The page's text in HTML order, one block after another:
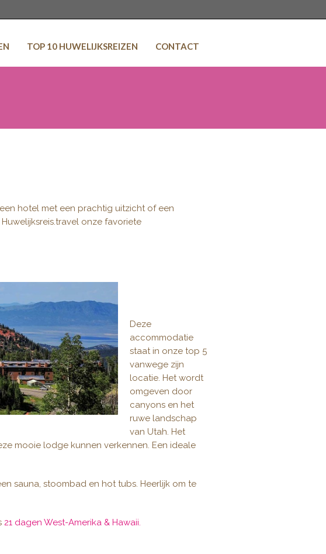
TOP 10 HUWELIJKSREIZEN CONTACT
hotel met een prachtig uitzicht of een
onze favoriete
Deze
accommodatie
staat in onze top 5
vanwege zijn
locatie. Het wordt
omgeven door
canyons en het
ruwe landschap
van Utah. Het
mooie lodge kunnen verkennen. Een ideale
sauna, stoombad en hot tubs. Heerlijk om te
21 dagen West-Amerika & Hawaii.